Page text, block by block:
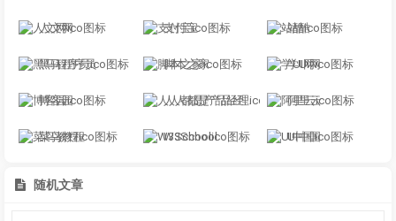
人文网 支付宝 站酷
黑马程序员 脚本之家 学UI网
博客园 人人都是产品经理 阿里云
菜鸟教程 W3School UI中国
随机文章